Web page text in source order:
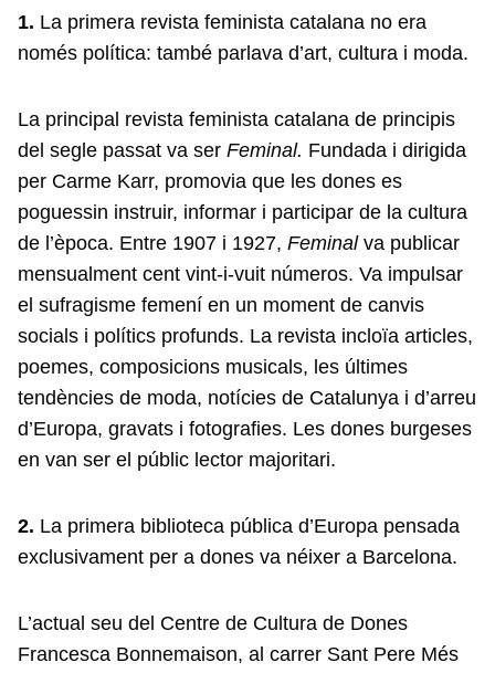
1. La primera revista feminista catalana no era
només política: també parlava d’art, cultura i moda.
La principal revista feminista catalana de principis
del segle passat va ser Feminal. Fundada i dirigida
per Carme Karr, promovia que les dones es
poguessin instruir, informar i participar de la cultura
de l’època. Entre 1907 i 1927, Feminal va publicar
mensualment cent vint-i-vuit números. Va impulsar
el sufragisme femení en un moment de canvis
socials i polítics profunds. La revista incloïa articles,
poemes, composicions musicals, les últimes
tendències de moda, notícies de Catalunya i d’arreu
d’Europa, gravats i fotografies. Les dones burgeses
en van ser el públic lector majoritari.
2. La primera biblioteca pública d’Europa pensada
exclusivament per a dones va néixer a Barcelona.
L’actual seu del Centre de Cultura de Dones
Francesca Bonnemaison, al carrer Sant Pere Més